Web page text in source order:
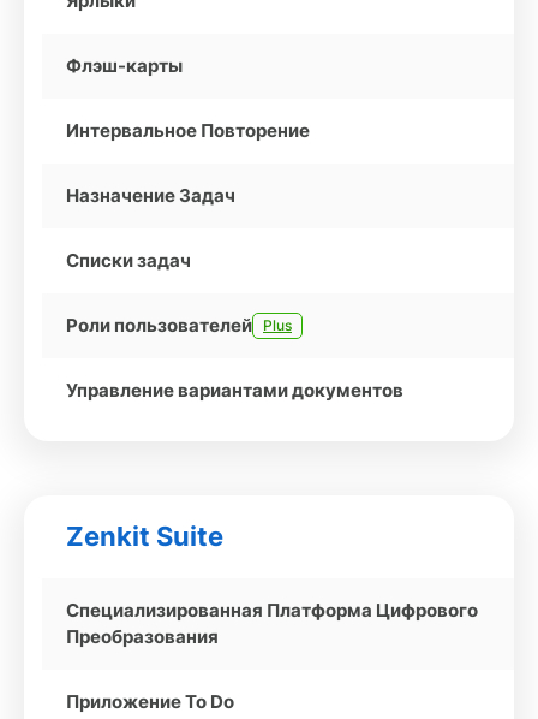
Флэш-карты
Интервальное Повторение
Назначение Задач
Списки задач
Роли пользователей Plus
Управление вариантами документов
Zenkit Suite
Специализированная Платформа Цифрового
Преобразования
Приложение To Do